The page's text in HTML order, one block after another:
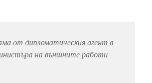
от дипломатическия агент в
на външните работи